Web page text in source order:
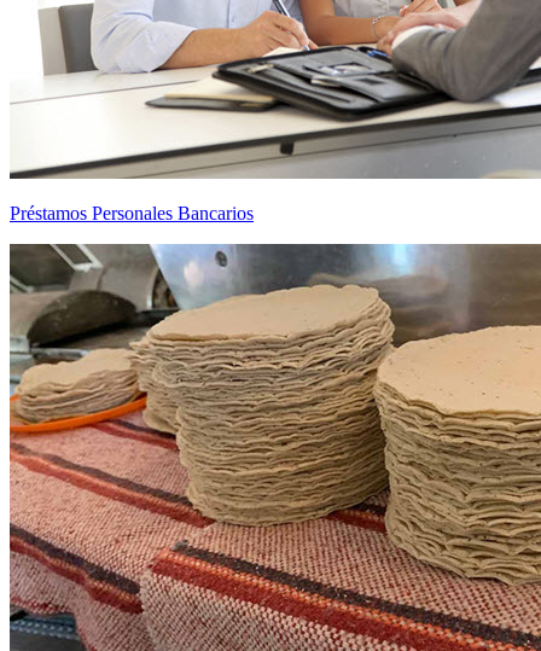
Préstamos Personales Bancarios